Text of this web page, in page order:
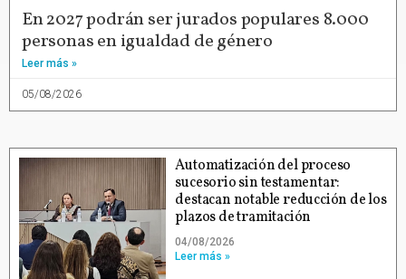
En 2027 podrán ser jurados populares 8.000
personas en igualdad de género
Leer más »
05/08/2026
Automatización del proceso
sucesorio sin testamentar:
destacan notable reducción de los
plazos de tramitación
04/08/2026
Leer más »